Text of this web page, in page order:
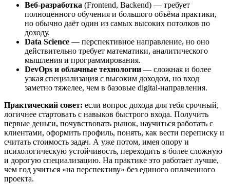
Веб-разработка (Frontend, Backend) — требует
полноценного обучения и большого объёма практики,
но обычно даёт один из самых высоких потолков по
доходу.
Data Science — перспективное направление, но оно
действительно требует математики, аналитического
мышления и программирования.
DevOps и облачные технологии — сложная и более
узкая специализация с высоким доходом, но вход
заметно тяжелее, чем в базовые digital-направления.
Практический совет: если вопрос дохода для тебя срочный,
логичнее стартовать с навыков быстрого входа. Получить
первые деньги, почувствовать рынок, научиться работать с
клиентами, оформить профиль, понять, как вести переписку и
считать стоимость задач. А уже потом, имея опору и
психологическую устойчивость, переходить в более сложную
и дорогую специализацию. На практике это работает лучше,
чем год учиться «на перспективу» без единого оплаченного
проекта.